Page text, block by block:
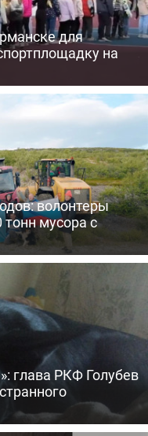
для
на
волонтеры
мусора с
глава РКФ Голубев